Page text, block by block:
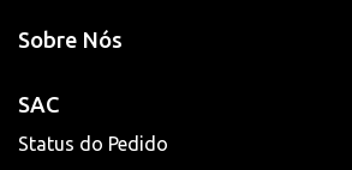
Sobre Nós
SAC
Status do Pedido